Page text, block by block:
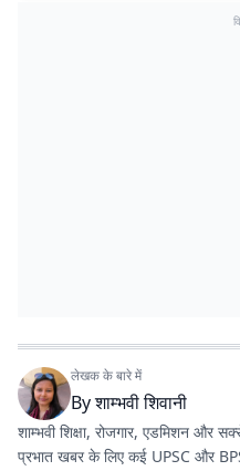
लेखक के बारे में
Byशाम्भवी शिवानी
शाम्भवी शिक्षा, रोजगार, एडमिशन और
प्रभात खबर के लिए कई UPSC और